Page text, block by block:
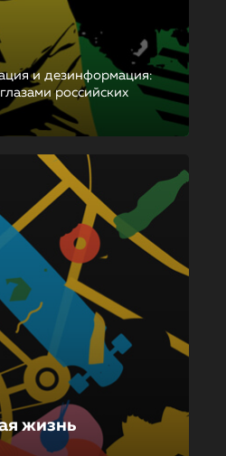
и дезинформация:
российских
жизнь